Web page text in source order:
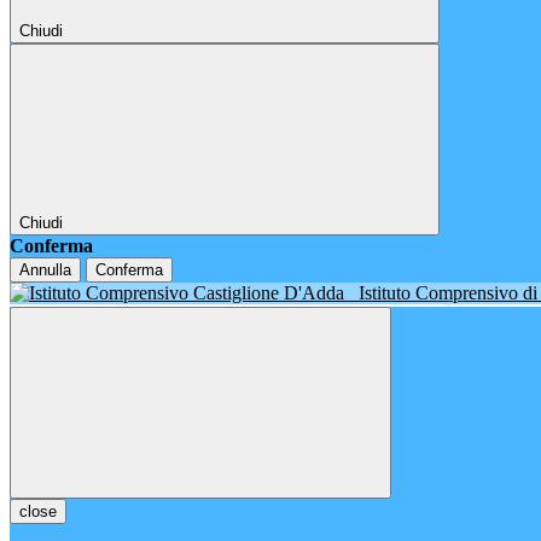
Chiudi
Chiudi
Conferma
Annulla Conferma
Istituto Comprensivo
close